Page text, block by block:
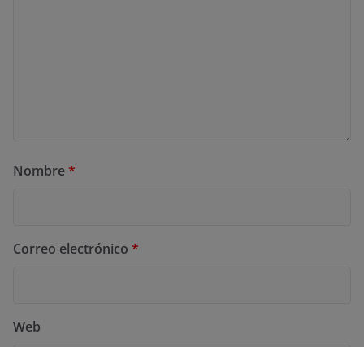
Nombre*
Correo electrónico *
Web